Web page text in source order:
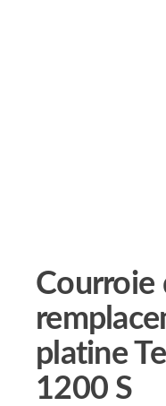
Courroie
platine
1200 S